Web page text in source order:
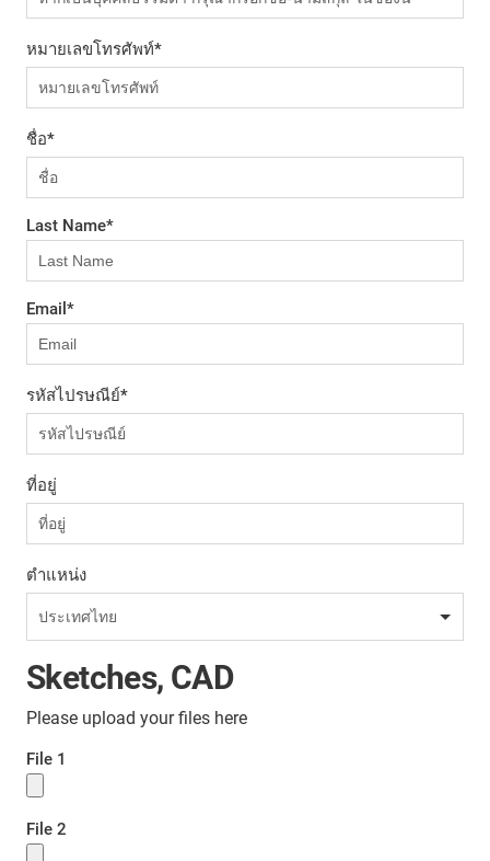
หมายเลขโทรศัพท์*
ชื่อ*
Last Name*
Email *
รหัสไปรษณีย์*
ที่อยู่
ตำแหน่ง
Sketches, CAD
Please upload your files here
File 1
File 2